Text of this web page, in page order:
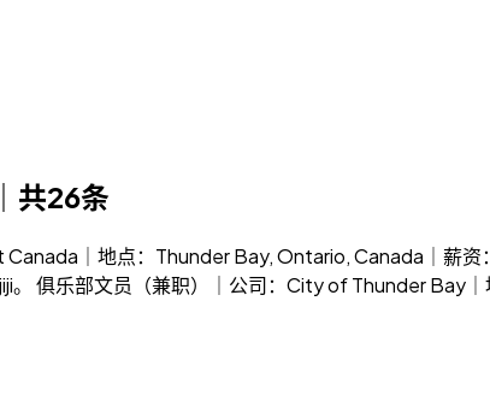
共26条
｜地点：Thunder Bay, Ontario, Canada｜薪
。 俱乐部文员（兼职）｜公司：City of Thunder Bay